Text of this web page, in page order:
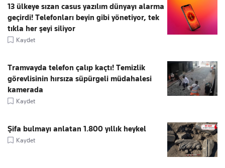
13 ülkeye sızan casus yazılım dünyayı alarma
geçirdi! Telefonları beyin gibi yönetiyor, tek
tıkla her şeyi siliyor
Kaydet
Tramvayda telefon çalıp kaçtı! Temizlik
görevlisinin hırsıza süpürgeli müdahalesi
kamerada
Kaydet
Şifa bulmayı anlatan 1.800 yıllık heykel
Kaydet